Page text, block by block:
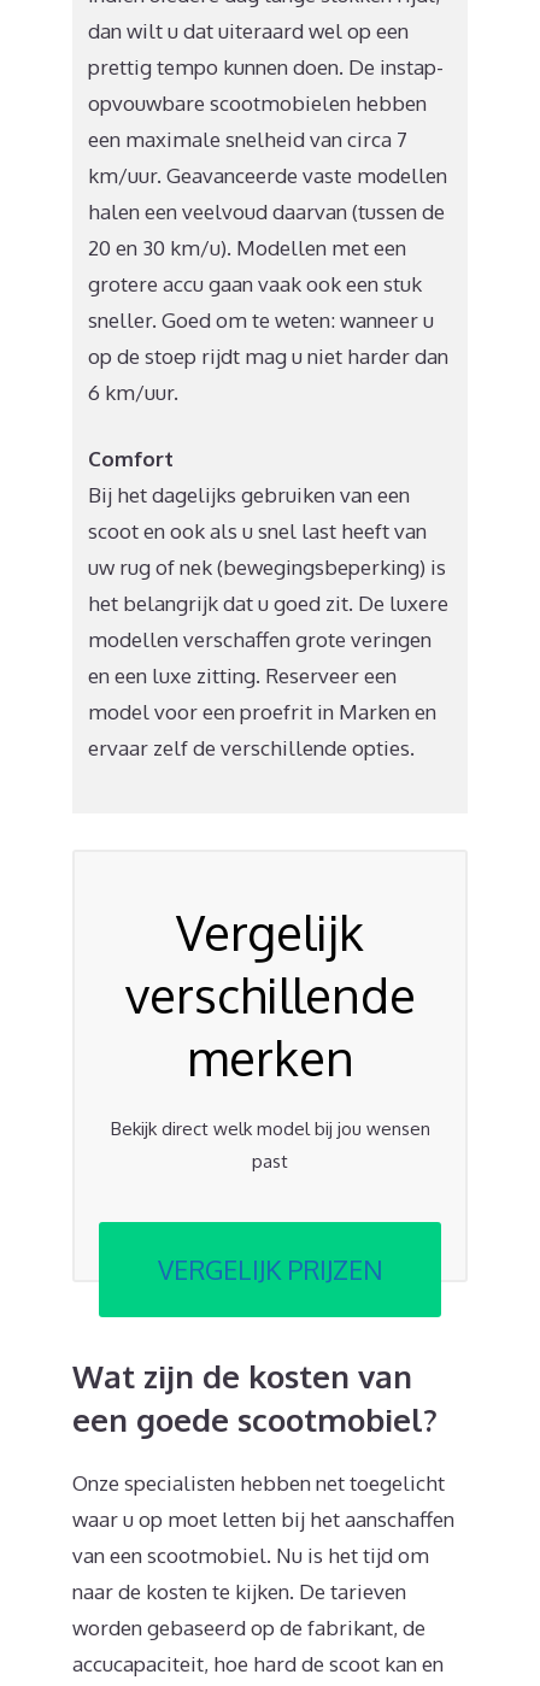
dan wilt u dat uiteraard wel op een
prettig tempo kunnen doen. De instap-
opvouwbare scootmobielen hebben
een maximale snelheid van circa 7
km/uur. Geavanceerde vaste modellen
halen een veelvoud daarvan (tussen de
20 en 30 km/u). Modellen met een
grotere accu gaan vaak ook een stuk
sneller. Goed om te weten: wanneer u
op de stoep rijdt mag u niet harder dan
6 km/uur.
Comfort
Bij het dagelijks gebruiken van een
scoot en ook als u snel last heeft van
uw rug of nek (bewegingsbeperking) is
het belangrijk dat u goed zit. De luxere
modellen verschaffen grote veringen
en een luxe zitting. Reserveer een
model voor een proefrit in Marken en
ervaar zelf de verschillende opties.
Vergelijk
verschillende
merken
Bekijk direct welk model bij jou wensen
past
VERGELIJK PRIJZEN
Wat zijn de kosten van
een goede scootmobiel?
Onze specialisten hebben net toegelicht
waar u op moet letten bij het aanschaffen
van een scootmobiel. Nu is het tijd om
naar de kosten te kijken. De tarieven
worden gebaseerd op de fabrikant, de
accucapaciteit, hoe hard de scoot kan en